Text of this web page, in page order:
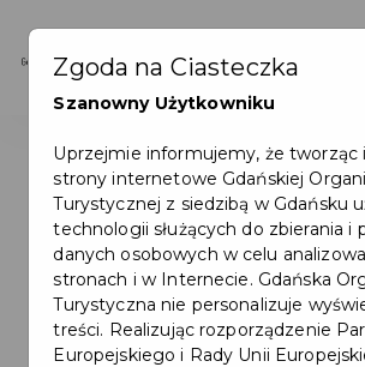
Zgoda na Ciasteczka
Szanowny Użytkowniku
Uprzejmie informujemy, że tworząc
strony internetowe Gdańskiej
Turystycznej z siedzibą w Gdańsku
technologii służących do zbierania i
danych osobowych w celu
stronach i w Internecie. Gdańska
Turystyczna nie personalizuje
treści. Realizując rozporządzenie
Europejskiego i Rady Unii